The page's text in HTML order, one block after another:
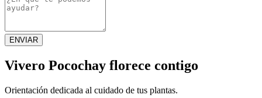
ENVIAR
Vivero Pocochay florece contigo
Orientación dedicada al cuidado de tus plantas.